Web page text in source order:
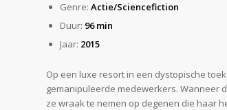
Genre: Actie/Sciencefiction
Duur: 96 min
Jaar: 2015
Op een luxe resort in een dystopische
gemanipuleerde medewerkers. Wanneer
ze wraak te nemen op degenen die haar